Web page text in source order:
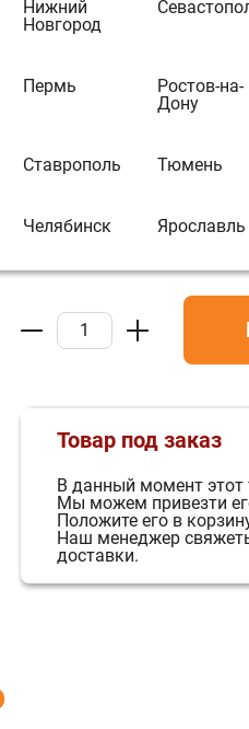
Нижний
Новгород
Пермь
Ростов-на-
Дону
Ставрополь Тюмень
Челябинск Ярославль
EdilKamin
714 240 ₽
Товар под заказ
В данный момент этот
Мы можем привезти
Положите его в
Наш менеджер
доставки.